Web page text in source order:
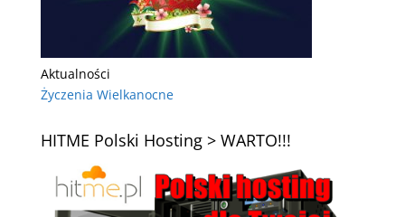
Aktualności
Życzenia Wielkanocne
HITME Polski Hosting > WARTO!!!